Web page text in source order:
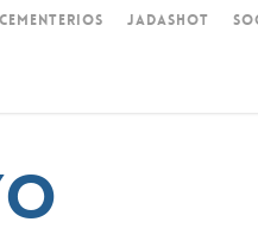
Cementerios Jadashot